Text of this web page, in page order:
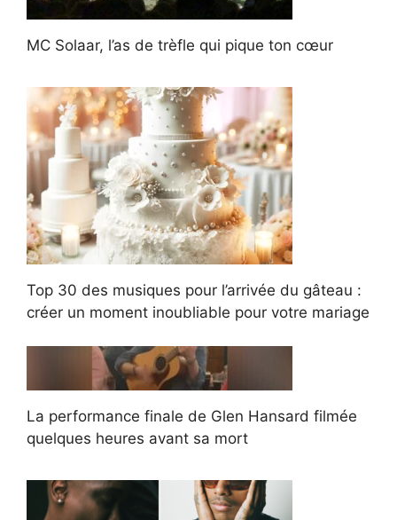
MC Solaar, l’as de trèfle qui pique ton cœur
Top 30 des musiques pour l’arrivée du gâteau :
créer un moment inoubliable pour votre mariage
La performance finale de Glen Hansard filmée
quelques heures avant sa mort